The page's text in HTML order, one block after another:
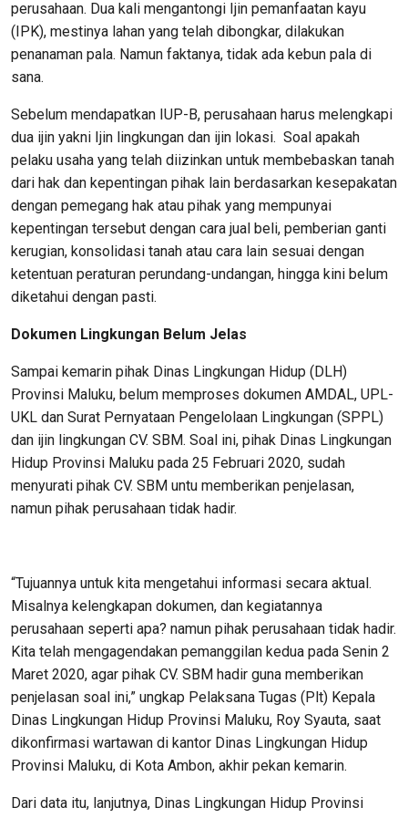
perusahaan. Dua kali mengantongi Ijin pemanfaatan kayu
(IPK), mestinya lahan yang telah dibongkar, dilakukan
penanaman pala. Namun faktanya, tidak ada kebun pala di
sana.
Sebelum mendapatkan IUP-B, perusahaan harus melengkapi
dua ijin yakni Ijin lingkungan dan ijin lokasi. Soal apakah
pelaku usaha yang telah diizinkan untuk membebaskan tanah
dari hak dan kepentingan pihak lain berdasarkan kesepakatan
dengan pemegang hak atau pihak yang mempunyai
kepentingan tersebut dengan cara jual beli, pemberian ganti
kerugian, konsolidasi tanah atau cara lain sesuai dengan
ketentuan peraturan perundang-undangan, hingga kini belum
diketahui dengan pasti.
Dokumen Lingkungan Belum Jelas
Sampai kemarin pihak Dinas Lingkungan Hidup (DLH)
Provinsi Maluku, belum memproses dokumen AMDAL, UPL-
UKL dan Surat Pernyataan Pengelolaan Lingkungan (SPPL)
dan ijin lingkungan CV. SBM. Soal ini, pihak Dinas Lingkungan
Hidup Provinsi Maluku pada 25 Februari 2020, sudah
menyurati pihak CV. SBM untu memberikan penjelasan,
namun pihak perusahaan tidak hadir.
“Tujuannya untuk kita mengetahui informasi secara aktual.
Misalnya kelengkapan dokumen, dan kegiatannya
perusahaan seperti apa? namun pihak perusahaan tidak hadir.
Kita telah mengagendakan pemanggilan kedua pada Senin 2
Maret 2020, agar pihak CV. SBM hadir guna memberikan
penjelasan soal ini,” ungkap Pelaksana Tugas (Plt) Kepala
Dinas Lingkungan Hidup Provinsi Maluku, Roy Syauta, saat
dikonfirmasi wartawan di kantor Dinas Lingkungan Hidup
Provinsi Maluku, di Kota Ambon, akhir pekan kemarin.
Dari data itu, lanjutnya, Dinas Lingkungan Hidup Provinsi